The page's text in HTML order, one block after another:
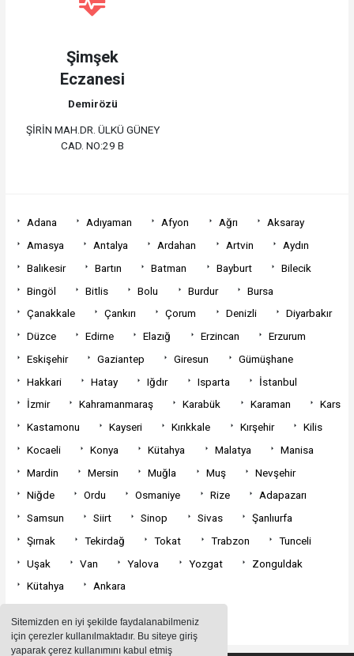
Sitemizden en iyi şekilde faydalanabilmeniz
için çerezler kullanılmaktadır. Bu siteye giriş
yaparak çerez kullanımını kabul etmiş
Şimşek
Eczanesi
Demirözü
ŞİRİN MAH.DR. ÜLKÜ GÜNEY
CAD. NO:29 B
Adana Adıyaman Afyon Ağrı
Aksaray
Amasya
Antalya Ardahan Artvin
Aydın
Balıkesir
Bartın Batman Bayburt
Bilecik
Bingöl
Bitlis Bolu Burdur
Bursa
Çanakkale
Çankırı Çorum Denizli
Diyarbakır
Düzce
Edirne Elazığ Erzincan
Erzurum
Eskişehir
Gaziantep Giresun
Gümüşhane
Hakkari
Hatay Iğdır Isparta
İstanbul
İzmir
Kahramanmaraş Karabük Karaman
Kars
Kastamonu
Kayseri Kırıkkale Kırşehir
Kilis
Kocaeli
Konya Kütahya Malatya
Manisa
Mardin
Mersin Muğla Muş
Nevşehir
Niğde
Ordu Osmaniye Rize
Adapazarı
Samsun
Siirt Sinop Sivas
Şanlıurfa
Şırnak
Tekirdağ Tokat Trabzon
Tunceli
Uşak
Van Yalova Yozgat
Zonguldak
Kütahya
Ankara